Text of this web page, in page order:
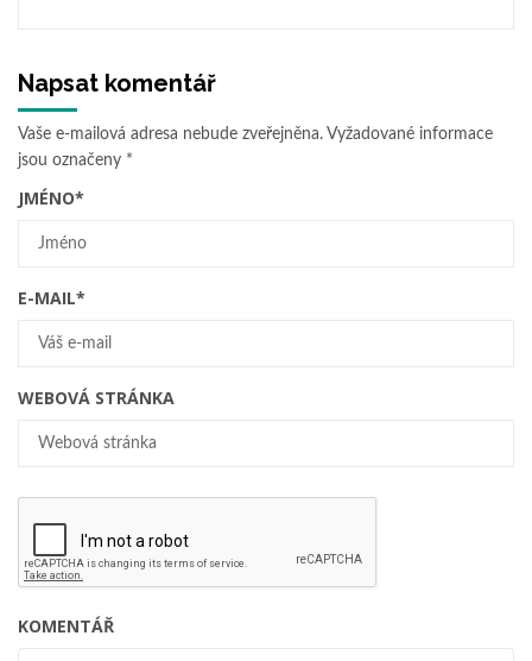
Napsat komentář
Vaše e-mailová adresa nebude zveřejněna. Vyžadované informace
jsou označeny *
JMÉNO*
E-MAIL*
WEBOVÁ STRÁNKA
KOMENTÁŘ